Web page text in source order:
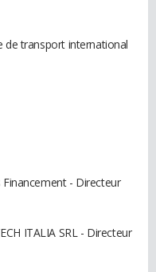
transport international
- Directeur
ITALIA SRL - Directeur